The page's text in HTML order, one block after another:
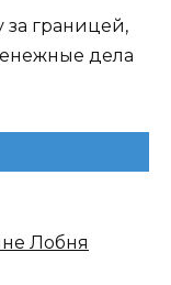
границей,
дела
Лобня